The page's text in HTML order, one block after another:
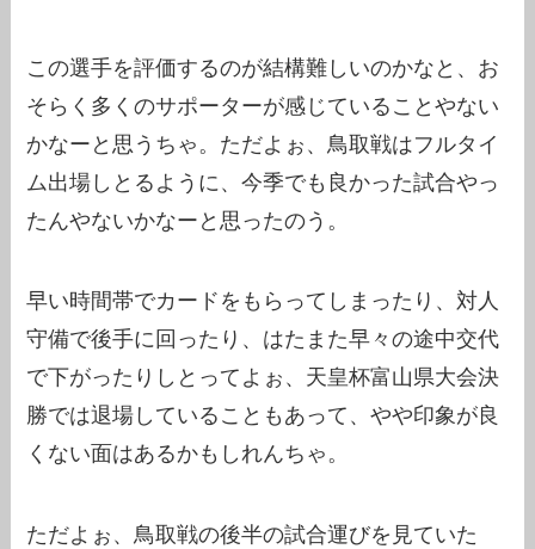
この選手を評価するのが結構難しいのかなと、お
そらく多くのサポーターが感じていることやない
かなーと思うちゃ。ただよぉ、鳥取戦はフルタイ
ム出場しとるように、今季でも良かった試合やっ
たんやないかなーと思ったのう。
早い時間帯でカードをもらってしまったり、対人
守備で後手に回ったり、はたまた早々の途中交代
で下がったりしとってよぉ、天皇杯富山県大会決
勝では退場していることもあって、やや印象が良
くない面はあるかもしれんちゃ。
ただよぉ、鳥取戦の後半の試合運びを見ていた